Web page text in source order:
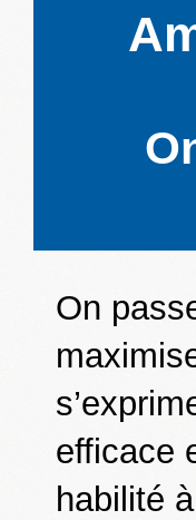
On
efficace
habilité